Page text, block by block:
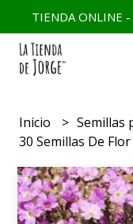
TIENDA ONLINE
Inicio Semillas
30 Semillas De